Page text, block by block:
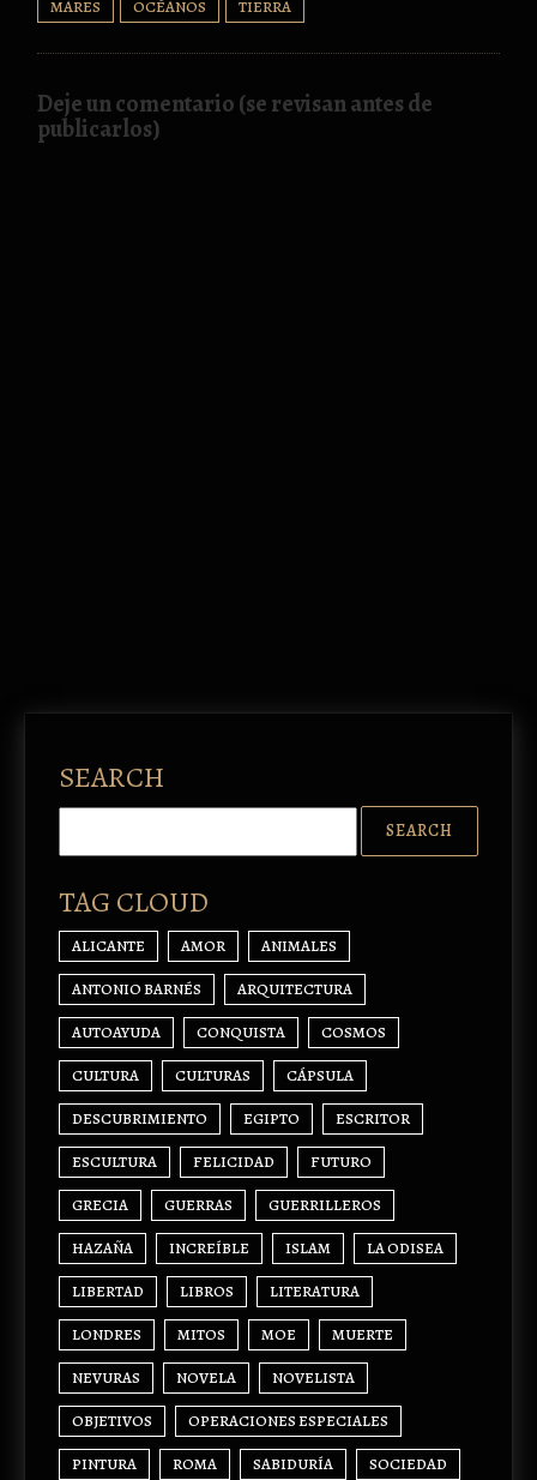
MARES OCÉANOS TIERRA
Deje un comentario (se revisan antes de
publicarlos)
SEARCH
TAG CLOUD
ALICANTE AMOR ANIMALES
ANTONIO BARNÉS ARQUITECTURA
AUTOAYUDA CONQUISTA COSMOS
CULTURA CULTURAS CÁPSULA
DESCUBRIMIENTO EGIPTO ESCRITOR
ESCULTURA FELICIDAD FUTURO
GRECIA GUERRAS GUERRILLEROS
HAZAÑA INCREÍBLE ISLAM LA ODISEA
LIBERTAD LIBROS LITERATURA
LONDRES MITOS MOE MUERTE
NEVURAS NOVELA NOVELISTA
OBJETIVOS OPERACIONES ESPECIALES
PINTURA ROMA SABIDURÍA SOCIEDAD